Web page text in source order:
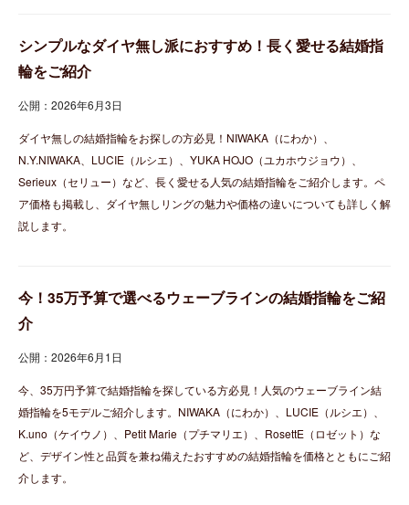
シンプルなダイヤ無し派におすすめ！長く愛せる結婚指
輪をご紹介
公開：2026年6月3日
ダイヤ無しの結婚指輪をお探しの方必見！NIWAKA（にわか）、
N.Y.NIWAKA、LUCIE（ルシエ）、YUKA HOJO（ユカホウジョウ）、
Serieux（セリュー）など、長く愛せる人気の結婚指輪をご紹介します。ペ
ア価格も掲載し、ダイヤ無しリングの魅力や価格の違いについても詳しく解
説します。
今！35万予算で選べるウェーブラインの結婚指輪をご紹
介
公開：2026年6月1日
今、35万円予算で結婚指輪を探している方必見！人気のウェーブライン結
婚指輪を5モデルご紹介します。NIWAKA（にわか）、LUCIE（ルシエ）、
K.uno（ケイウノ）、Petit Marie（プチマリエ）、RosettE（ロゼット）な
ど、デザイン性と品質を兼ね備えたおすすめの結婚指輪を価格とともにご紹
介します。